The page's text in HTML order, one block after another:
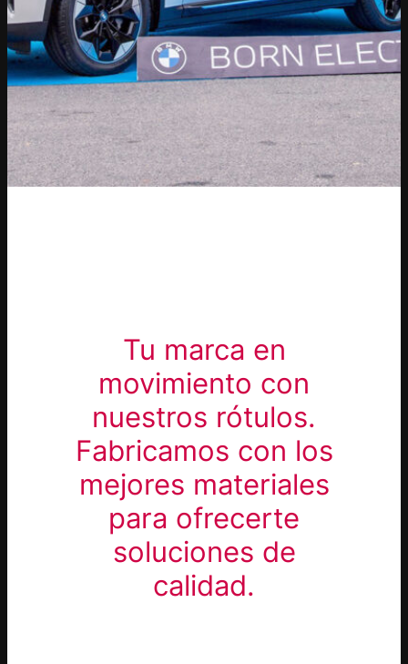
Tu marca en
movimiento con
nuestros rótulos.
Fabricamos con los
mejores materiales
para ofrecerte
soluciones de
calidad.